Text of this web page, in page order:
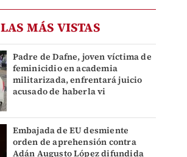
LAS MÁS VISTAS
Padre de Dafne, joven víctima de
feminicidio en academia
militarizada, enfrentará juicio
acusado de haberla vi
Embajada de EU desmiente
orden de aprehensión contra
Adán Augusto López difundida